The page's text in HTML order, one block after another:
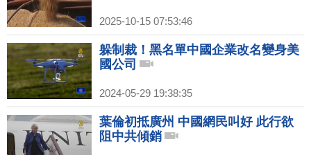
2025-10-15 07:53:46
躲制裁！黑名單中國企業改名變身美
國公司
2024-05-29 19:38:35
葉倫初抵廣州 中國網民叫好 此行欲
阻中共傾銷